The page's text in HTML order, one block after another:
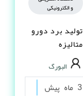
و الکترونیکی
تولید برد دورو
متالیزه
البورگ
3 ماه پیش